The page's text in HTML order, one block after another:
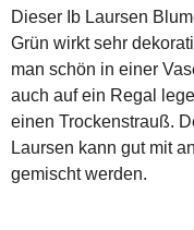
Dieser Ib Laursen
Grün wirkt sehr
man schön in einer
auch auf ein Regal
einen Trockenstrauß.
Laursen kann gut mit
gemischt werden.